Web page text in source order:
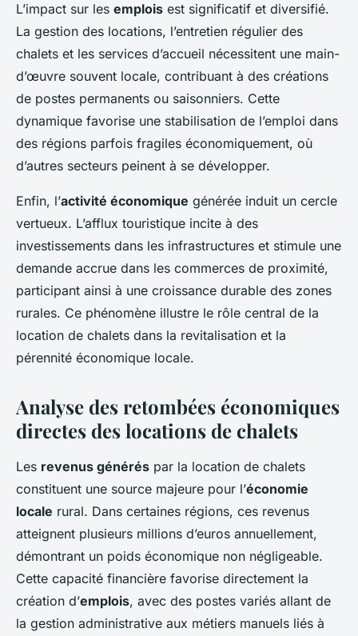
L’impact sur les emplois est significatif et diversifié.
La gestion des locations, l’entretien régulier des
chalets et les services d’accueil nécessitent une main-
d’œuvre souvent locale, contribuant à des créations
de postes permanents ou saisonniers. Cette
dynamique favorise une stabilisation de l’emploi dans
des régions parfois fragiles économiquement, où
d’autres secteurs peinent à se développer.
Enfin, l’activité économique générée induit un cercle
vertueux. L’afflux touristique incite à des
investissements dans les infrastructures et stimule une
demande accrue dans les commerces de proximité,
participant ainsi à une croissance durable des zones
rurales. Ce phénomène illustre le rôle central de la
location de chalets dans la revitalisation et la
pérennité économique locale.
Analyse des retombées économiques
directes des locations de chalets
Les revenus générés par la location de chalets
constituent une source majeure pour l’économie
locale rural. Dans certaines régions, ces revenus
atteignent plusieurs millions d’euros annuellement,
démontrant un poids économique non négligeable.
Cette capacité financière favorise directement la
création d’emplois, avec des postes variés allant de
la gestion administrative aux métiers manuels liés à